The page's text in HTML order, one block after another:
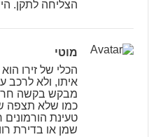
הצליחה לתקן.
מוטי
הכלי של זירו
איתו, ולא לרכב
מבקש בקשה
כמו שלא תצפה
טעינת הורמונים
שמן או בדירת